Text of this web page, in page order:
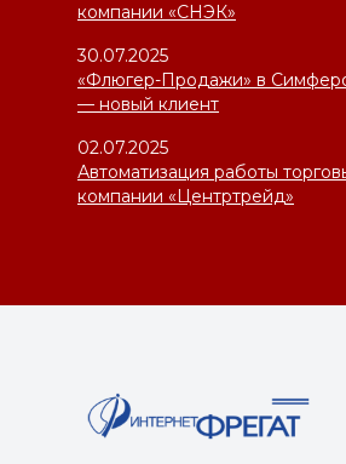
компании «СНЭК»
30.07.2025
«Флюгер-Продажи» в
— новый клиент
02.07.2025
Автоматизация работы
компании «Центртрейд»